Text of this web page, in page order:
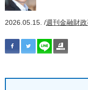
2026.05.15. /週刊金融財